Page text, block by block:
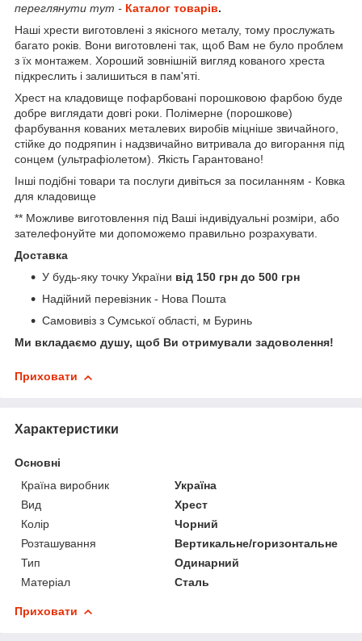
переглянути тут - Каталог товарів.
Наші хрести виготовлені з якісного металу, тому прослужать
багато років. Вони виготовлені так, щоб Вам не було проблем
з їх монтажем. Хороший зовнішній вигляд кованого хреста
підкреслить і залишиться в пам'яті.
Хрест на кладовище пофарбовані порошковою фарбою буде
добре виглядати довгі роки. Полімерне (порошкове)
фарбування кованих металевих виробів міцніше звичайного,
стійке до подряпин і надзвичайно витривала до вигорання під
сонцем (ультрафіолетом). Якість Гарантовано!
Інші подібні товари та послуги дивіться за посиланням - Ковка
для кладовище
** Можливе виготовлення під Ваші індивідуальні розміри, або
зателефонуйте ми допоможемо правильно розрахувати.
Доставка
У будь-яку точку України від 150 грн до 500 грн
Надійний перевізник - Нова Пошта
Самовивіз з Сумської області, м Буринь
Ми вкладаємо душу, щоб Ви отримували задоволення!
Приховати
Характеристики
Основні
Країна виробник
Україна
Вид
Хрест
Колір
Чорний
Розташування
Вертикальне/горизонтальне
Тип
Одинарний
Матеріал
Сталь
Приховати